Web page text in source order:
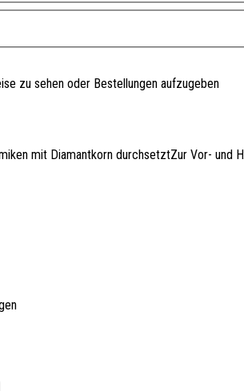
zu sehen oder Bestellungen aufzugeben
mit Diamantkorn durchsetztZur Vor- und